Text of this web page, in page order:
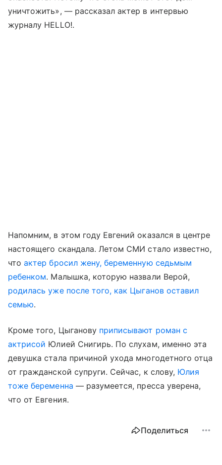
уничтожить», — рассказал актер в интервью
журналу HELLO!.
Напомним, в этом году Евгений оказался в центре
настоящего скандала. Летом СМИ стало известно,
чтоактер бросил жену, беременную седьмым
ребенком. Малышка, которую назвали Верой,
родилась уже после того, как Цыганов оставил
семью.
Кроме того, Цыганову приписывают роман с
актрисой Юлией Снигирь. По слухам, именно эта
девушка стала причиной ухода многодетного отца
от гражданской супруги. Сейчас, к слову, Юлия
тоже беременна — разумеется, пресса уверена,
что от Евгения.
Поделиться